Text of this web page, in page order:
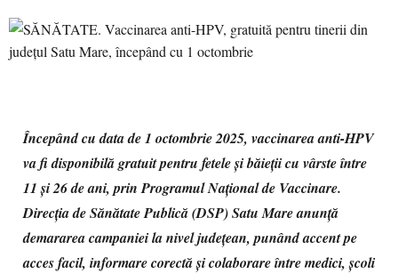
Începând cu data de 1 octombrie 2025, vaccinarea anti-HPV
va fi disponibilă gratuit pentru fetele și băieții cu vârste între
11 și 26 de ani, prin Programul Național de Vaccinare.
Direcția de Sănătate Publică (DSP) Satu Mare anunță
demararea campaniei la nivel județean, punând accent pe
acces facil, informare corectă și colaborare între medici, școli